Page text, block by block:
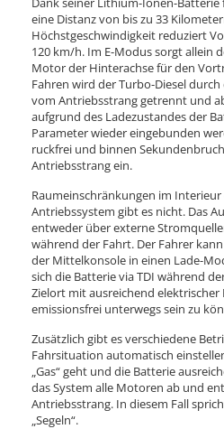
eine Distanz von bis zu 33
Höchstgeschwindigkeit reduziert
120 km/h. Im E-Modus sorgt allein
Motor der Hinterachse für den
Fahren wird der Turbo-Diesel
vom Antriebsstrang getrennt und
aufgrund des Ladezustandes der
Parameter wieder eingebunden
ruckfrei und binnen
Antriebsstrang ein.
Raumeinschränkungen im
Antriebssystem gibt es nicht. Das
entweder über externe
während der Fahrt. Der Fahrer
der Mittelkonsole in einen Lade-
sich die Batterie via TDI während
Zielort mit ausreichend elektrischer
emissionsfrei unterwegs sein zu
Zusätzlich gibt es verschiedene
Fahrsituation automatisch
„Gas“ geht und die Batterie
das System alle Motoren ab und
Antriebsstrang. In diesem Fall
„Segeln“.